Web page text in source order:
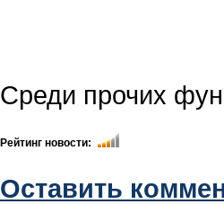
Среди прочих
Рейтинг новости:
Оставить